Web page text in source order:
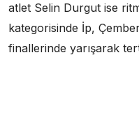
atlet Selin Durgut ise
kategorisinde İp,
finallerinde yarışarak